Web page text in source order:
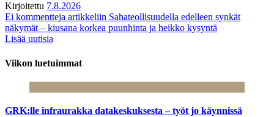
Kirjoitettu 7.8.2026
Ei kommentteja artikkeliin Sahateollisuudella edelleen synkät
näkymät – kiusana korkea puunhinta ja heikko kysyntä
Lisää uutisia
Viikon luetuimmat
GRK:lle infraurakka datakeskuksesta – työt jo käynnissä